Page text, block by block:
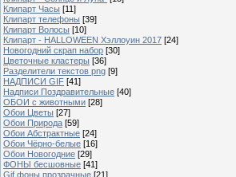
Клипарт Часы [11]
Клипарт телефоны [39]
Клипарт Волосы [10]
Клипарт - HALLOWEEN Хэллоуин 2017 [24]
Новогодний скрап набор [30]
Цветочные кластеры [36]
Разделители текстов png [9]
НАДПИСИ GIF [41]
Надписи Поздравительные [40]
ОБОИ с животными [28]
Обои Цветы [27]
Обои Природа [59]
Обои Абстрактные [24]
Обои Чёрно-белые [16]
Обои Новогодние [29]
ФОНЫ бесшовные [41]
Gif фоны прозрачные [21]